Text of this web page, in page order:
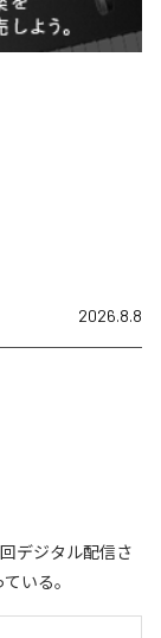
2026.8.8
デジタル配信さ
いる。